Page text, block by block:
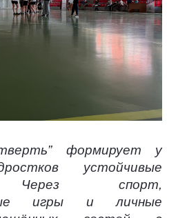
формирует у
устойчивые
Через спорт,
игры и личные